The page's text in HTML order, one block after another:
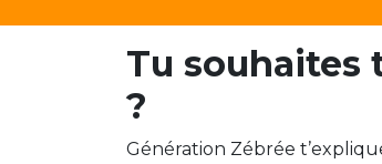
Tu souhaites
?
Génération Zébrée